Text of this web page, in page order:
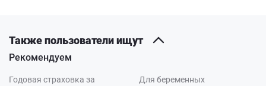
Также пользователи ищут
Рекомендуем
Годовая страховка за
Для беременных